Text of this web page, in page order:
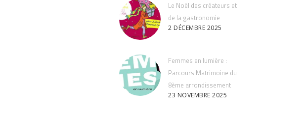
Le Noël des créateurs et
de la gastronomie
2 DÉCEMBRE 2025
Femmes en lumière :
Parcours Matrimoine du
8ème arrondissement
23 NOVEMBRE 2025